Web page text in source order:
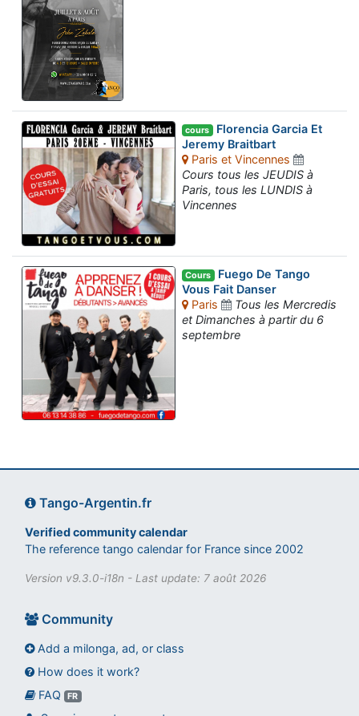
cours Florencia Garcia Et
Jeremy Braitbart
Paris et Vincennes
Cours tous les JEUDIS à
Paris, tous les LUNDIS à
Vincennes
Cours Fuego De Tango
Vous Fait Danser
Paris
Tous les Mercredis
et Dimanches à partir du 6
septembre
Tango-Argentin.fr
Verified community calendar
The reference tango calendar for France since 2002
Version v9.3.0-i18n - Last update: 7 août 2026
Community
Add a milonga, ad, or class
How does it work?
FAQ
FR
Assistant tango-argentin.fr
Questions sur les milongas, cours et stages